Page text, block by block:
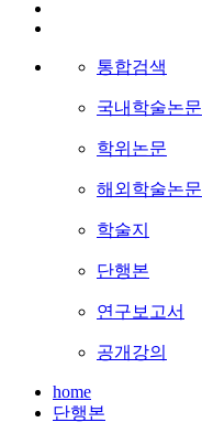
통합검색
국내학술논문
학위논문
해외학술논문
학술지
단행본
연구보고서
공개강의
home
단행본